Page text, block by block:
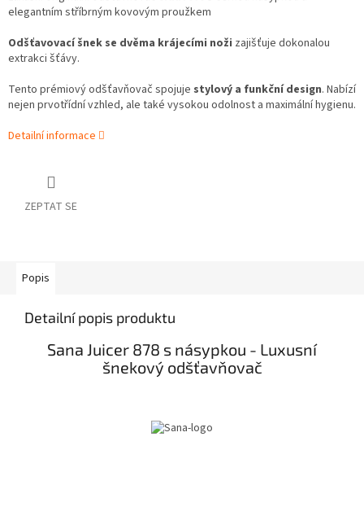
elegantním stříbrným kovovým proužkem
Odšťavovací šnek se dvěma krájecími noži zajišťuje dokonalou
extrakci šťávy.
Tento prémiový odšťavňovač spojuje stylový a funkční design. Nabízí
nejen prvotřídní vzhled, ale také vysokou odolnost a maximální hygienu.
Detailní informace
ZEPTAT SE
Popis
Detailní popis produktu
Sana Juicer 878 s násypkou - Luxusní
šnekový odšťavňovač